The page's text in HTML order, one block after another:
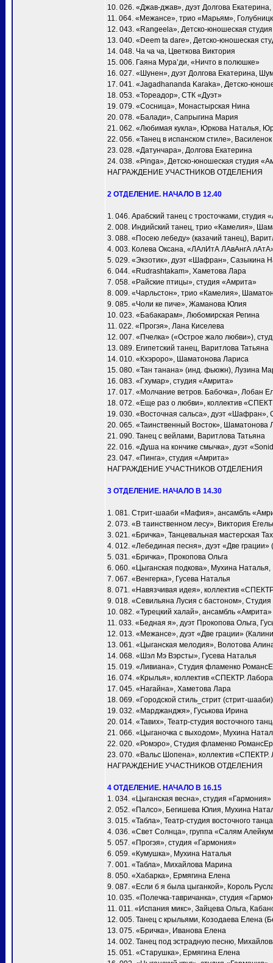
10. 026. «Джав-джав», дуэт Долгова
11. 064. «Межансе», трио «Марьям»,
12. 043. «Rangeela», Детско-юношеская
13. 040. «Deem ta dare», Детско-юношеская
14. 048. Ча ча ча, Цветкова Виктория
15. 006. Гаяна Мура’ди, «Ничто в полюшке»
16. 027. «Шунен», дуэт Долгова Екатерина,
17. 041. «Jagadhananda Karaka», Детско-
18. 053. «Тореадор», СТК «Дуэт»
19. 079. «Сосница», Монастырская Нина
20. 078. «Балади», Сапрыгина Мария
21. 062. «Любимая кукла», Юркова Наталья,
22. 056. «Танец в испанском стиле»,
23. 028. «Датунчара», Долгова Екатерина
24. 038. «Pinga», Детско-юношеская студия
НАГРАЖДЕНИЕ УЧАСТНИКОВ ОТДЕЛЕНИЯ
2 ОТДЕЛЕНИЕ. НАЧАЛО В 12.40
1. 046. Арабский танец с тросточками, студия
2. 008. Индийский танец, трио «Камелия»,
3. 088. «Посею лебеду» (казачий танец),
4. 003. Колева Оксана, «ЛАлИтА ЛАвАнгА
5. 029. «Экзотик», дуэт «Шафран», Сазыкина
6. 044. «Rudrashtakam», Хаметова Лара
7. 058. «Райские птицы», студия «Амрита»
8. 009. «Чарльстон», трио «Камелия»,
9. 085. «Чоли ке пиче», Жаманова Юлия
10. 023. «Бабакарам», Любомирская Регина
11. 022. «Прогэя», Лана Киселева
12. 007. «Пчелка» («Острое жало любви»),
13. 089. Египетский танец, Варитлова Татьяна
14. 010. «Кхэроро», Шаматонова Лариса
15. 080. «Тан танана» (инд. фьюжн), Лузина
16. 083. «Гхумар», студия «Амрита»
17. 017. «Молчание ветров. Бабочка», Лобан
18. 072. «Еще раз о любви», коллектив
19. 030. «Восточная сальса», дуэт
20. 065. «Таинственный Восток», Шаматонова
21. 090. Танец с вейлами, Варитлова Татьяна
22. 016. «Душа на кончике смычка», дуэт
23. 047. «Пинга», студия «Амрита»
НАГРАЖДЕНИЕ УЧАСТНИКОВ ОТДЕЛЕНИЯ
3 ОТДЕЛЕНИЕ. НАЧАЛО В 14.30
1. 081. Стрит-шааби «Мафия», ансамбль
2. 073. «В таинственном лесу», Виктория
3. 021. «Бричка», Танцевальная мастерская
4. 012. «Лебединая песня», дуэт «Две
5. 031. «Бричка», Прокопова Ольга
6. 060. «Цыганская подкова», Мухина
7. 067. «Венгерка», Гусева Наталья
8. 071. «Навязчивая идея», коллектив
9. 018. «Севильяна Лусия с бастоном»,
10. 082. «Турецкий халай», ансамбль «Амрита»
11. 033. «Бедная я», дуэт Прокопова Ольга,
12. 013. «Межансе», дуэт «Две грации»
13. 061. «Цыганская мелодия», Волотова
14. 068. «Шэл Мэ Вэрсты», Гусева Наталья
15. 019. «Ливиана», Студия фламенко
16. 074. «Крылья», коллектив «СПЕКТР.
17. 045. «Нагайна», Хаметова Лара
18. 069. «Городской стиль_стрит (стрит-
19. 032. «Марджанджя», Гуськова Ирина
20. 014. «Тавих», Театр-студия восточного
21. 066. «Цыганочка с выходом», Мухина
22. 020. «Ромэро», Студия фламенко
23. 070. «Вальс Шопена», коллектив «СПЕКТР.
НАГРАЖДЕНИЕ УЧАСТНИКОВ ОТДЕЛЕНИЯ
4 ОТДЕЛЕНИЕ. НАЧАЛО В 16.15
1. 034. «Цыганская весна», студия «Гармония»
2. 052. «Палсо», Бегишева Юлия, Мухина
3. 015. «Табла», Театр-студия восточного
4. 036. «Свет Солнца», группа «Салям
5. 057. «Прогэя», студия «Гармония»
6. 059. «Кумушка», Мухина Наталья
7. 001. «Taбла», Михайлова Марина
8. 050. «Хабарка», Ермягина Елена
9. 087. «Если б я была цыганкой», Король
10. 035. «Полечка-тавричанка», студия
11. 011. «Испания микс», Зайцева Ольга,
12. 005. Танец с крыльями, Козодаева Елена
13. 075. «Бричка», Иванова Елена
14. 002. Танец под эстрадную песню,
15. 051. «Старушка», Ермягина Елена